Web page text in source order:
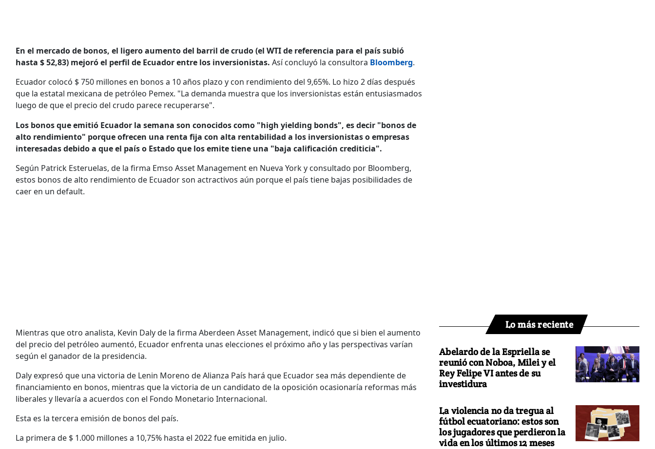
En el mercado de bonos, el ligero aumento del barril de crudo (el WTI de referencia para el país subió
hasta $ 52,83) mejoró el perfil de Ecuador entre los inversionistas. Así concluyó la consultora Bloomberg.
Ecuador colocó $ 750 millones en bonos a 10 años plazo y con rendimiento del 9,65%. Lo hizo 2 días después
que la estatal mexicana de petróleo Pemex. "La demanda muestra que los inversionistas están entusiasmados
luego de que el precio del crudo parece recuperarse".
Los bonos que emitió Ecuador la semana son conocidos como "high yielding bonds", es decir "bonos de
alto rendimiento" porque ofrecen una renta fija con alta rentabilidad a los inversionistas o empresas
interesadas debido a que el país o Estado que los emite tiene una "baja calificación crediticia".
Según Patrick Esteruelas, de la firma Emso Asset Management en Nueva York y consultado por Bloomberg,
estos bonos de alto rendimiento de Ecuador son actractivos aún porque el país tiene bajas posibilidades de
caer en un default.
Mientras que otro analista, Kevin Daly de la firma Aberdeen Asset Management, indicó que si bien el aumento
del precio del petróleo aumentó, Ecuador enfrenta unas elecciones el próximo año y las perspectivas varían
según el ganador de la presidencia.
Daly expresó que una victoria de Lenin Moreno de Alianza País hará que Ecuador sea más dependiente de
financiamiento en bonos, mientras que la victoria de un candidato de la oposición ocasionaría reformas más
liberales y llevaría a acuerdos con el Fondo Monetario Internacional.
Esta es la tercera emisión de bonos del país.
La primera de $ 1.000 millones a 10,75% hasta el 2022 fue emitida en julio.
Lo más reciente
Abelardo de la Espriella se
reunió con Noboa, Milei y el
Rey Felipe VI antes de su
investidura
La violencia no da tregua al
fútbol ecuatoriano: estos son
los jugadores que perdieron la
vida en los últimos 12 meses